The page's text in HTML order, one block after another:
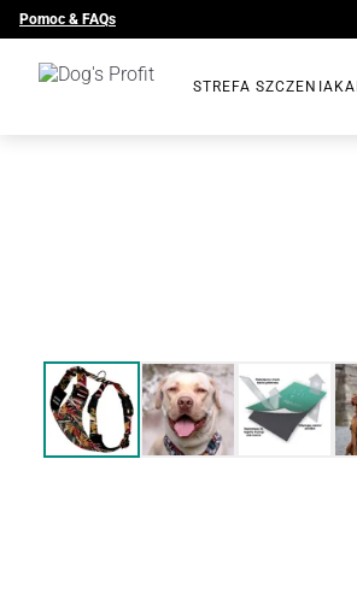
Pomoc & FAQs
STREFA SZCZENIAKA